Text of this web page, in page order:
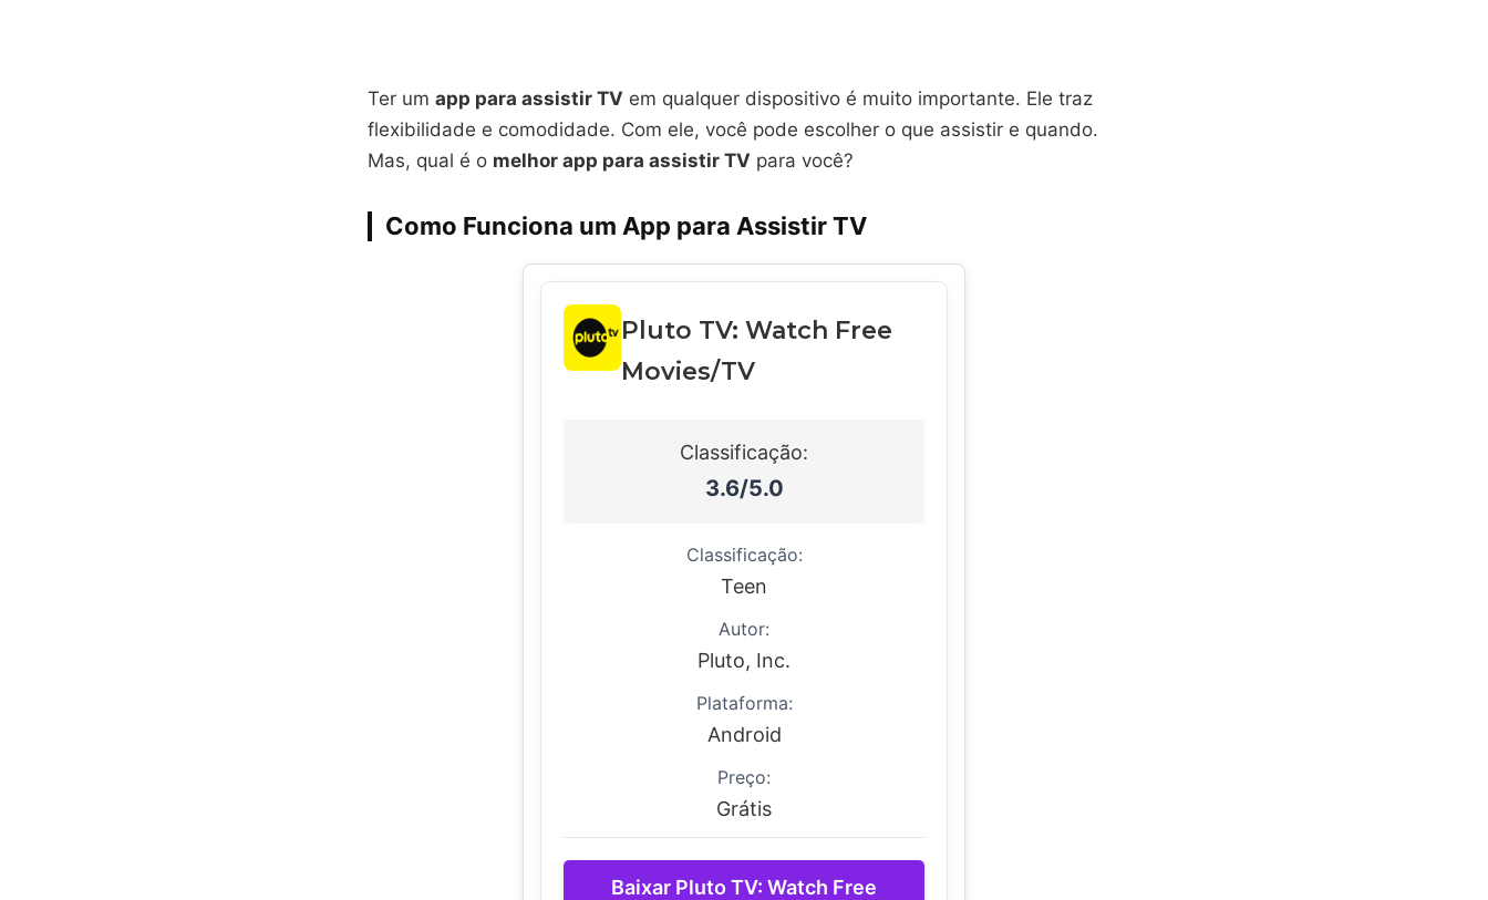
Ter um app para assistir TV em qualquer dispositivo é muito importante. Ele traz
flexibilidade e comodidade. Com ele, você pode escolher o que assistir e quando.
Mas, qual é o melhor app para assistir TV para você?
Como Funciona um App para Assistir TV
Pluto TV: Watch Free
Movies/TV
Classificação:
3.6/5.0
Classificação:
Teen
Autor:
Pluto, Inc.
Plataforma:
Android
Preço:
Grátis
Baixar Pluto TV: Watch Free